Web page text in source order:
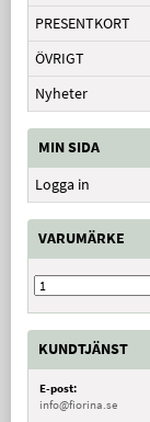
PRESENTKORT
ÖVRIGT
Nyheter
MIN SIDA
Logga in
VARUMÄRKE
KUNDTJÄNST
E-post:
info@fiorina.se